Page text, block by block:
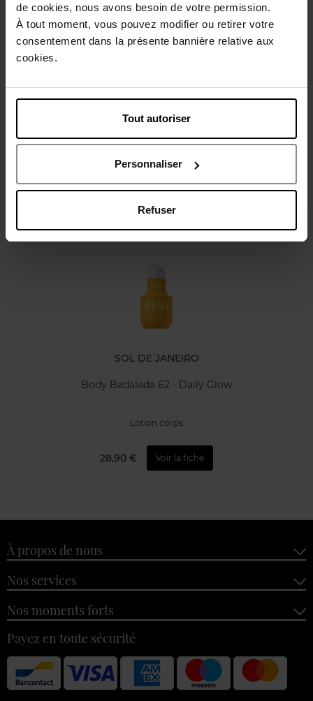
de cookies, nous avons besoin de votre permission.
À tout moment, vous pouvez modifier ou retirer votre
consentement dans la présente bannière relative aux
cookies.
Tout autoriser
Personnaliser
Refuser
Description
Caractéristiques
Politique relative aux avis des clients
Oublié quelque chose ?
SOL DE JANEIRO
Body Badalada 62 - Daily Glow
Lotion corps
28,90 € Voir la fiche
À propos de nous
Nos services
Nos moments forts
Payez en toute sécurité